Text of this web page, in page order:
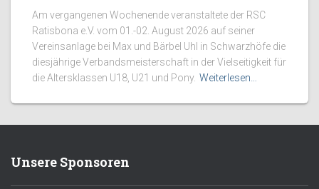
Am vergangenen Wochenende veranstaltete der RSC
Ratisbona e.V. vom 01.-02. August 2026 auf seiner
Vereinsanlage bei Max und Bärbel Uhl in Schwarzhöfe die
diesjährige Verbandsmeisterschaft in der Vielseitigkeit für
die Altersklassen U18, U21 und Pony. Weiterlesen…
Unsere Sponsoren